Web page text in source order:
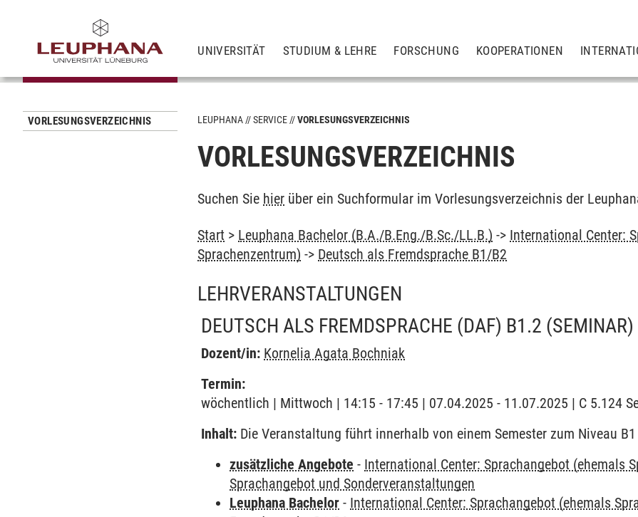
UNIVERSITÄT STUDIUM & LEHRE FORSCHUNG KOOPERATIONEN
VORLESUNGSVERZEICHNIS LEUPHANA SERVICE VORLESUNGSVERZEICHNIS
VORLESUNGSVERZEICHNIS
Suchen Sie hier über ein Suchformular im Vorlesungsverzeichnis der
Start > Leuphana Bachelor (B.A./B.Eng./B.Sc./LL.B.) -> International Center:
Sprachenzentrum) -> Deutsch als Fremdsprache B1/B2
LEHRVERANSTALTUNGEN
DEUTSCH ALS FREMDSPRACHE (DAF) B1.2 (SEMINAR)
Dozent/in: Kornelia Agata Bochniak
Termin:
wöchentlich | Mittwoch | 14:15 - 17:45 | 07.04.2025 - 11.07.2025 | C 5.124
Inhalt: Die Veranstaltung führt innerhalb von einem Semester zum Niveau B1
zusätzliche Angebote - International Center: Sprachangebot (ehemals
Sprachangebot und Sonderveranstaltungen
Leuphana Bachelor - International Center: Sprachangebot (ehemals